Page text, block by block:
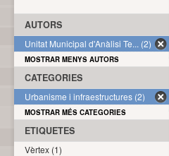
AUTORS
Unitat Municipal d'Anàlisi Te... (2)
MOSTRAR MENYS AUTORS
CATEGORIES
Urbanisme i infraestructures (2)
MOSTRAR MÉS CATEGORIES
ETIQUETES
Vèrtex (1)